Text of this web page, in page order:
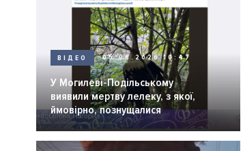
ВІДЕО 05.08.2026 10:47
У Могилеві-Подільському
виявили мертву лелеку, з якої,
ймовірно, познущалися